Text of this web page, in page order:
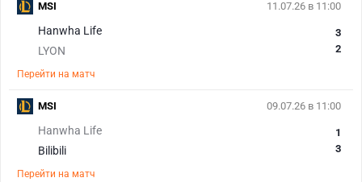
11.07.26 в 11:00
Hanwha Life
LYON
3
2
Перейти на матч
MSI
09.07.26 в 11:00
Hanwha Life
Bilibili
1
3
Перейти на матч
MSI